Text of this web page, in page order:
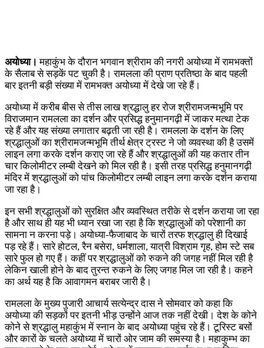
अयोध्या। महाकुंभ के दौरान भगवान श्रीराम की नगरी अयोध्या में रामभक्तों
के सैलाब से सड़कें पट चुकी है। रामलला की प्राण प्रतिष्ठा के बाद पहली
बार इतनी बड़ी संख्या में रामभक्त अयोध्या में देखे जा रहे हैं।
अयोध्या में करीब बीस से तीस लाख श्रद्धालु हर रोज श्रीरामजन्मभूमि पर
विराजमान रामलला का दर्शन और प्रसिद्ध हनुमानगढ़ी में जाकर मत्था टेक
रहे हैं और यह संख्या लगातार बढ़ती जा रही है। रामलला के दर्शन के लिए
श्रद्धालुओं का श्रीरामजन्मभूमि तीर्थ क्षेत्र ट्रस्ट ने जो व्यवस्था की है उसमें
लाइन लगा करके दर्शन कराए जा रहे हैं और श्रद्धालुओं की यह कतार तीन
चार किलोमीटर लम्बी देखने को मिल रही है। इसी तरह प्रसिद्ध हनुमानगढ़ी
मंदिर में श्रद्धालुओं को पांच किलोमीटर लम्बी लाइन लगा करके दर्शन कराया
जा रहा है।
इन सभी श्रद्धालुओं को सुरक्षित और व्यवस्थित तरीके से दर्शन कराया जा रहा
है और साथ ही यह भी ध्यान रखा जा रहा है कि श्रद्धालुओं को परेशानी का
सामना न करना पड़े। अयोध्या-फैजाबाद के चारों तरफ श्रद्धालु ही दिखाई
पड़ रहे हैं। सारे होटल, रैन बसेरा, धर्मशाला, यात्री विश्राम गृह, होम स्टे सब
सारे फुल हो गए हैं। कहीं पर श्रद्धालुओं को रुकने की जगह नहीं मिल रही है
लेकिन खाली होने के बाद तुरन्त रुकने के लिए जगह मिल जा रही है। कहने
का अर्थ यह है कि आवागमन बराबर जारी है।
रामलला के मुख्य पुजारी आचार्य सत्येन्द्र दास ने सोमवार को कहा कि
अयोध्या की सड़कों पर इतनी भीड़ उन्होंने आज तक नहीं देखी। देश के कोने
कोने से श्रद्धालु महाकुंभ में स्नान के बाद अयोध्या पहुंच रहे हैं। टूरिस्ट बसों
और कारों के चलते अयोध्या में चारों ओर जाम की समस्या है। महाकुम्भ का